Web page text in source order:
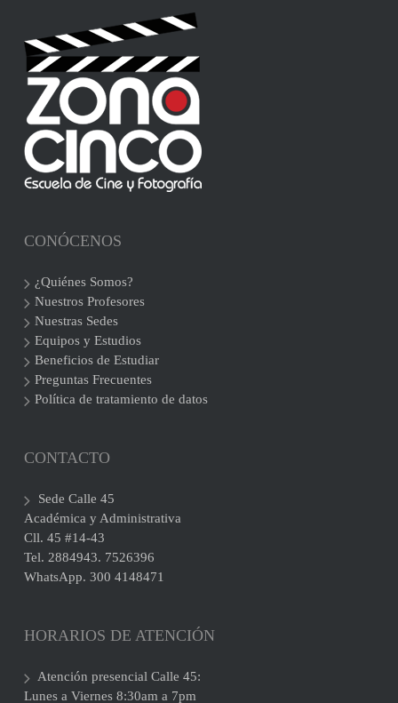
CONÓCENOS
¿Quiénes Somos?
Nuestros Profesores
Nuestras Sedes
Equipos y Estudios
Beneficios de Estudiar
Preguntas Frecuentes
Política de tratamiento de datos
CONTACTO
Sede Calle 45
Académica y Administrativa
Cll. 45 #14-43
Tel. 2884943. 7526396
WhatsApp. 300 4148471
HORARIOS DE ATENCIÓN
Atención presencial Calle 45:
Lunes a Viernes 8:30am a 7pm